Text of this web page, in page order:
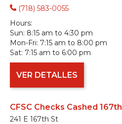
(718) 583-0055
Hours:
Sun: 8:15 am to 4:30 pm
Mon-Fri: 7:15 am to 8:00 pm
Sat: 7:15 am to 6:00 pm
VER DETALLES
CFSC Checks Cashed 167th
241 E 167th St